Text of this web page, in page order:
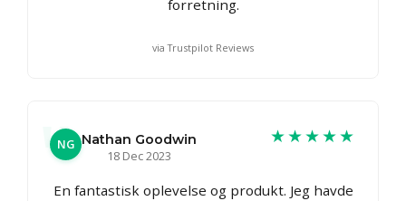
forretning.
via Trustpilot Reviews
NG Nathan Goodwin
18 Dec 2023
★★★★★
En fantastisk oplevelse og produkt. Jeg havde